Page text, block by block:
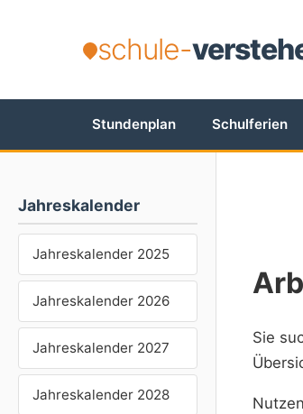
schule-
Stundenplan Schulferien
Jahreskalender
Jahreskalender 2025
Jahreskalender 2026
Jahreskalender 2027
Jahreskalender 2028
Sie